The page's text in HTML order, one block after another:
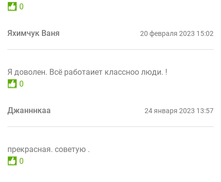
0
Яхимчук Ваня 20 февраля 2023 15:02
Я доволен. Всё работаиет классноо люди. !
0
Джанннкаа 24 января 2023 13:57
прекрасная. советую .
0